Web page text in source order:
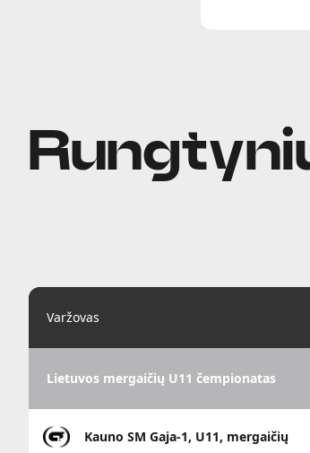
Varžovas
Lietuvos mergaičių U11 čempionatas
Kauno SM Gaja-1, U11, mergaičių